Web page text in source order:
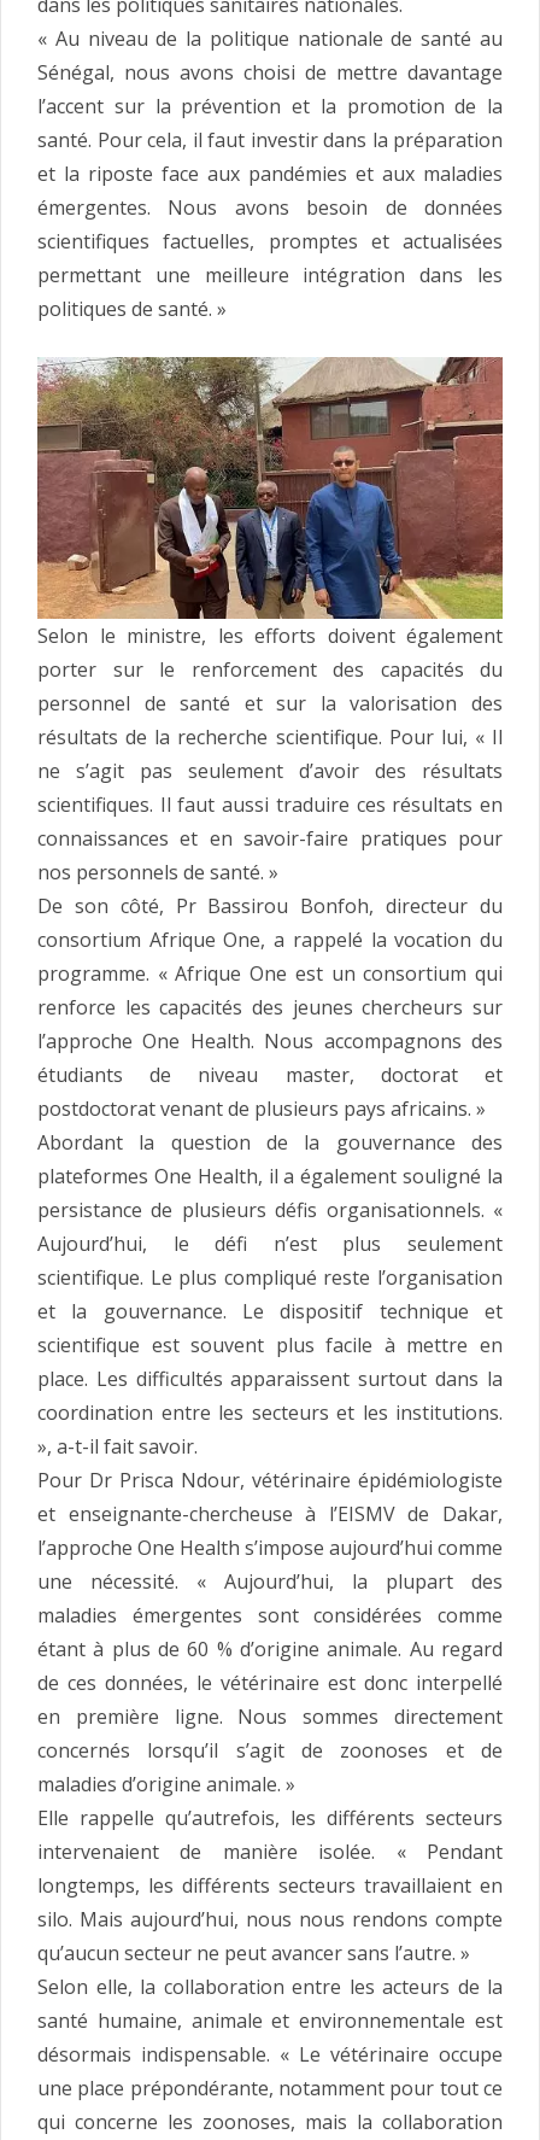
« Au niveau de la politique nationale de santé au
Sénégal, nous avons choisi de mettre davantage
l’accent sur la prévention et la promotion de la
santé. Pour cela, il faut investir dans la préparation
et la riposte face aux pandémies et aux maladies
émergentes. Nous avons besoin de données
scientifiques factuelles, promptes et actualisées
permettant une meilleure intégration dans les
politiques de santé. »
Selon le ministre, les efforts doivent également
porter sur le renforcement des capacités du
personnel de santé et sur la valorisation des
résultats de la recherche scientifique. Pour lui, « Il
ne s’agit pas seulement d’avoir des résultats
scientifiques. Il faut aussi traduire ces résultats en
connaissances et en savoir-faire pratiques pour
nos personnels de santé. »
De son côté, Pr Bassirou Bonfoh, directeur du
consortium Afrique One, a rappelé la vocation du
programme. « Afrique One est un consortium qui
renforce les capacités des jeunes chercheurs sur
l’approche One Health. Nous accompagnons des
étudiants de niveau master, doctorat et
postdoctorat venant de plusieurs pays africains. »
Abordant la question de la gouvernance des
plateformes One Health, il a également souligné la
persistance de plusieurs défis organisationnels. «
Aujourd’hui, le défi n’est plus seulement
scientifique. Le plus compliqué reste l’organisation
et la gouvernance. Le dispositif technique et
scientifique est souvent plus facile à mettre en
place. Les difficultés apparaissent surtout dans la
coordination entre les secteurs et les institutions.
», a-t-il fait savoir.
Pour Dr Prisca Ndour, vétérinaire épidémiologiste
et enseignante-chercheuse à l’EISMV de Dakar,
l’approche One Health s’impose aujourd’hui comme
une nécessité. « Aujourd’hui, la plupart des
maladies émergentes sont considérées comme
étant à plus de 60 % d’origine animale. Au regard
de ces données, le vétérinaire est donc interpellé
en première ligne. Nous sommes directement
concernés lorsqu’il s’agit de zoonoses et de
maladies d’origine animale. »
Elle rappelle qu’autrefois, les différents secteurs
intervenaient de manière isolée. « Pendant
longtemps, les différents secteurs travaillaient en
silo. Mais aujourd’hui, nous nous rendons compte
qu’aucun secteur ne peut avancer sans l’autre. »
Selon elle, la collaboration entre les acteurs de la
santé humaine, animale et environnementale est
désormais indispensable. « Le vétérinaire occupe
une place prépondérante, notamment pour tout ce
qui concerne les zoonoses, mais la collaboration